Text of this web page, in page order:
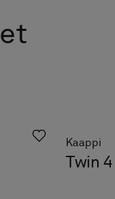
Kaappi
Twin